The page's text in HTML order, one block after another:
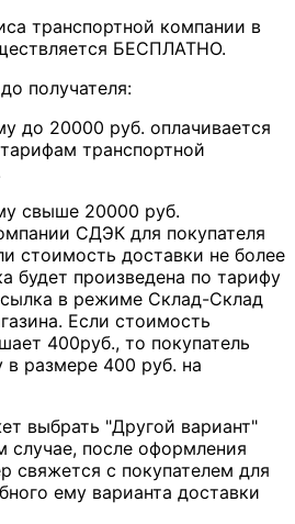
транспортной компании в
БЕСПЛАТНО.
получателя:
до 20000 руб. оплачивается
транспортной
свыше 20000 руб.
СДЭК для покупателя
стоимость доставки не более
будет произведена по тарифу
в режиме Склад-Склад
Если стоимость
400руб., то покупатель
в размере 400 руб. на
выбрать "Другой вариант"
случае, после оформления
свяжется с покупателем для
ему варианта доставки